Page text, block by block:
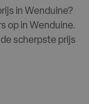
in Wenduine?
op in Wenduine.
scherpste prijs